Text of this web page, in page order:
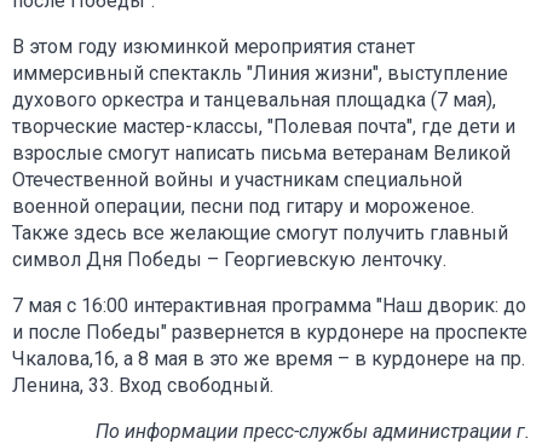
В этом году изюминкой мероприятия станет
иммерсивный спектакль "Линия жизни", выступление
духового оркестра и танцевальная площадка (7 мая),
творческие мастер-классы, "Полевая почта", где дети и
взрослые смогут написать письма ветеранам Великой
Отечественной войны и участникам специальной
военной операции, песни под гитару и мороженое.
Также здесь все желающие смогут получить главный
символ Дня Победы – Георгиевскую ленточку.
7 мая с 16:00 интерактивная программа "Наш дворик: до
и после Победы" развернется в курдонере на проспекте
Чкалова,16, а 8 мая в это же время – в курдонере на пр.
Ленина, 33. Вход свободный.
По информации пресс-службы администрации г.